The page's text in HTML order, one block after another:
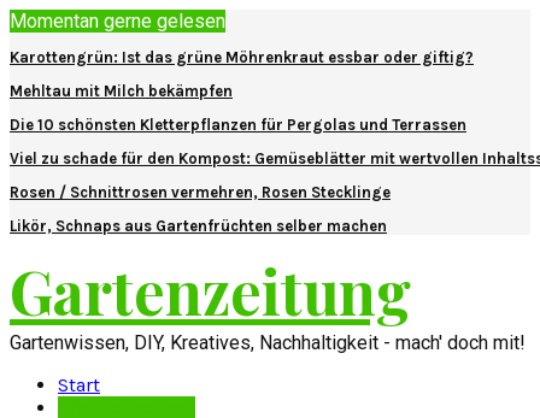
Momentan gerne gelesen
Karottengrün: Ist das grüne Möhrenkraut essbar oder giftig?
Mehltau mit Milch bekämpfen
Die 10 schönsten Kletterpflanzen für Pergolas und Terrassen
Viel zu schade für den Kompost: Gemüseblätter mit wertvollen
Rosen / Schnittrosen vermehren, Rosen Stecklinge
Likör, Schnaps aus Gartenfrüchten selber machen
Gartenzeitung
Gartenwissen, DIY, Kreatives, Nachhaltigkeit - mach' doch mit!
Start